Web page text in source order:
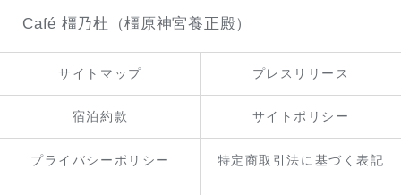
Café 橿乃杜（橿原神宮養正殿）
サイトマップ プレスリリース
宿泊約款 サイトポリシー
プライバシーポリシー 特定商取引法に基づく表記